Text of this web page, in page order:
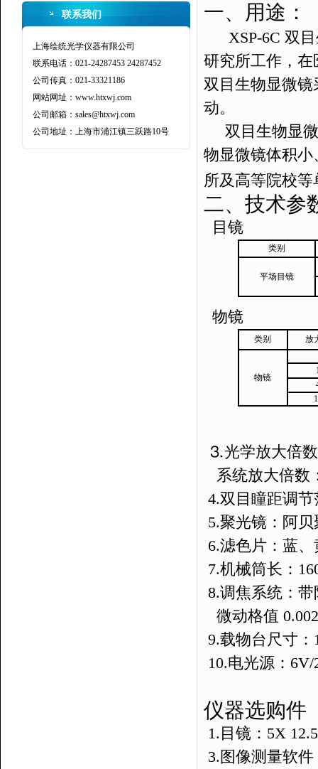
联系我们
上海绘统光学仪器有限公司
联系电话：021-24287453 24287452
公司传真：021-33321186
网站网址：www.htxwj.com
公司邮箱：sales@htxwj.com
公司地址：上海市浦江镇三跃路10号
一、用途：
XSP-6C 双目
研究所工作，
双目 生物显微镜
动。
双目 生物显
物显微镜体积
所及高等院校等
二、技术参
目镜
类别
平场目镜
物镜
类别 放
物镜
⒊光学放大倍
系统放大倍数
4.双目瞳距调节
5.聚光镜：阿
6.滤色片：蓝
7.机械筒长：
8.调焦系统：
微动格值
9.载物台尺寸：
10.电光源：
仪器选购件
1. 目镜： 5X
3. 图像测量软件